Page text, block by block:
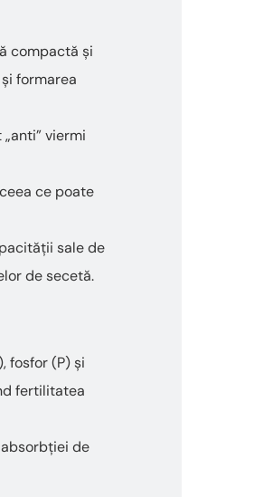
compactă și
formarea
viermi
ce poate
sale de
de secetă.
fosfor (P) și
fertilitatea
de